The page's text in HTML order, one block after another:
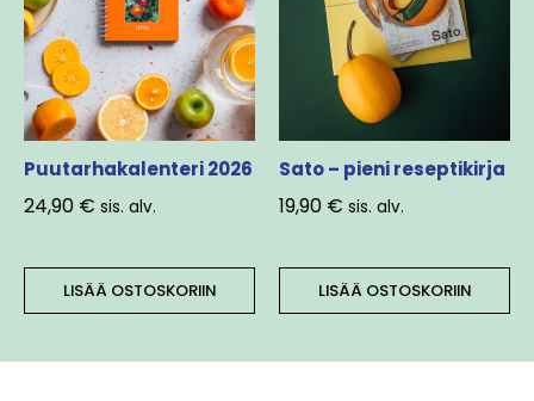
Puutarhakalenteri 2026
24,90 € sis. alv.
LISÄÄ OSTOSKORIIN
Sato – pieni reseptikirja
19,90 € sis. alv.
LISÄÄ OSTOSKORIIN